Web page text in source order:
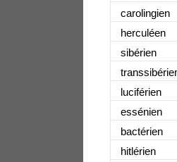
carolingien
herculéen
sibérien
luciférien
essénien
bactérien
hitlérien